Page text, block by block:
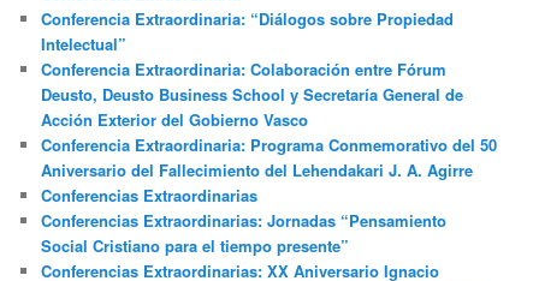
Conferencia Extraordinaria: “Diálogos sobre Propiedad
Intelectual”
Conferencia Extraordinaria: Colaboración entre Fórum
Deusto, Deusto Business School y Secretaría General de
Acción Exterior del Gobierno Vasco
Conferencia Extraordinaria: Programa Conmemorativo del 50
Aniversario del Fallecimiento del Lehendakari J. A. Agirre
Conferencias Extraordinarias
Conferencias Extraordinarias: Jornadas “Pensamiento
Social Cristiano para el tiempo presente”
Conferencias Extraordinarias: XX Aniversario Ignacio